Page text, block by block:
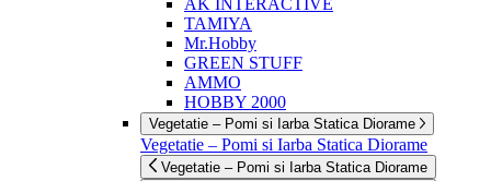
TAMIYA
Mr.Hobby
GREEN STUFF
AMMO
HOBBY 2000
Vegetatie – Pomi si Iarba Statica Diorame
Vegetatie – Pomi si Iarba Statica Diorame
Vegetatie – Pomi si Iarba Statica Diorame